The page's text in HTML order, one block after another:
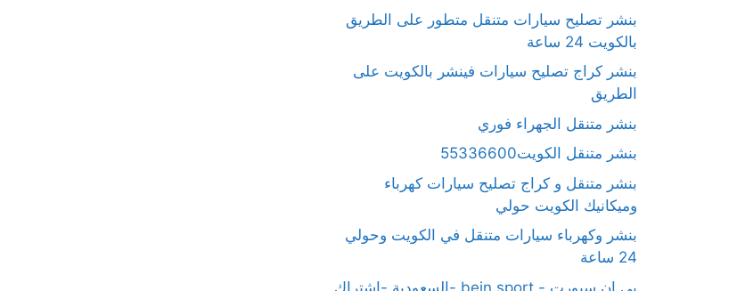
بنشر تصليح سيارات متنقل متطور على الطريق
بالكويت 24 ساعة
بنشر كراج تصليح سيارات فينشر بالكويت على
الطريق
بنشر متنقل الجهراء فوري
بنشر متنقل الكويت55336600
بنشر متنقل و كراج تصليح سيارات كهرباء
وميكانيك الكويت حولي
بنشر وكهرباء سيارات متنقل في الكويت وحولي
24 ساعة
بي ان سبورت - bein sport -السعودية -اشتراك